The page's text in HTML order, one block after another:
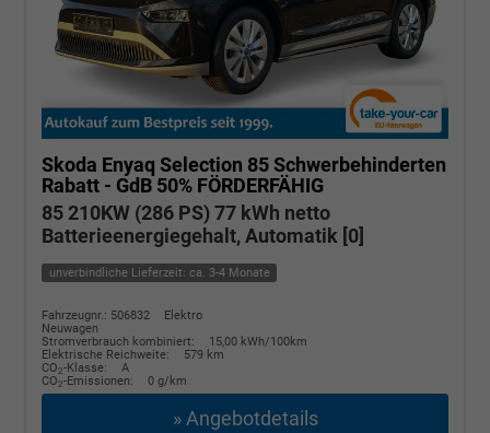
Skoda Enyaq Selection 85 Schwerbehinderten
Rabatt - GdB 50% FÖRDERFÄHIG
85 210KW (286 PS) 77 kWh netto
Batterieenergiegehalt, Automatik [0]
unverbindliche Lieferzeit: ca. 3-4 Monate
Fahrzeugnr.: 506832
Elektro
Neuwagen
Stromverbrauch kombiniert:
15,00 kWh/100km
Elektrische Reichweite:
579 km
CO2-Klasse:
A
CO2-Emissionen: 0 g/km
» Angebotdetails